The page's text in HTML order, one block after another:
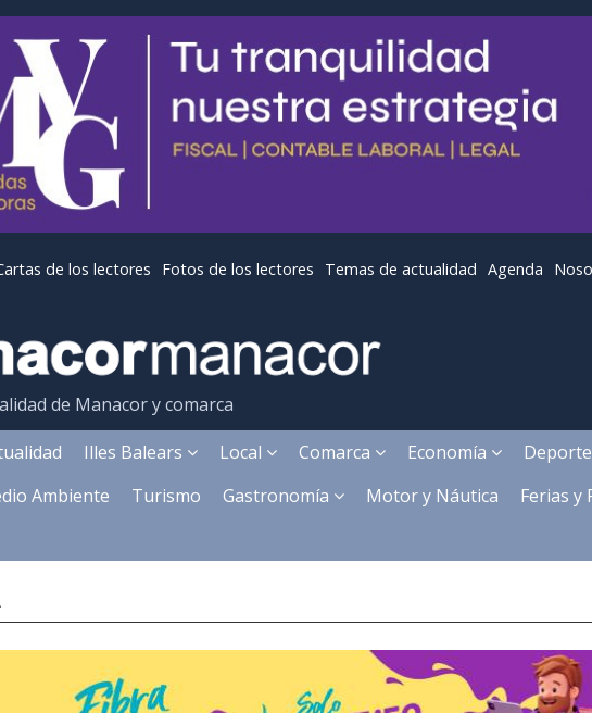
de los lectores Fotos de los lectores Temas de actualidad Agenda
de Manacor y comarca
Illes Balears Local Comarca Economía
Ambiente Turismo Gastronomía Motor y Náutica Ferias y